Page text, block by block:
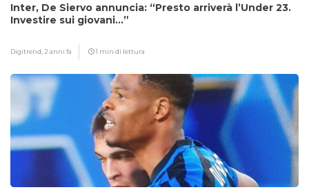
Inter, De Siervo annuncia: “Presto arriverà l’Under 23.
Investire sui giovani…”
Digitrend, 2 anni fa 1 min di lettura